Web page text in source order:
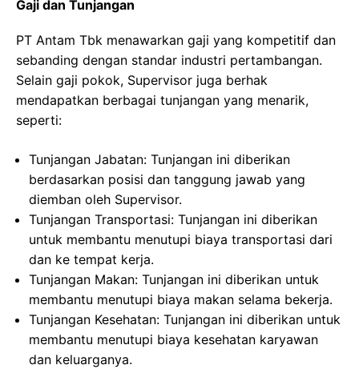
Gaji dan Tunjangan
PT Antam Tbk menawarkan gaji yang kompetitif dan
sebanding dengan standar industri pertambangan.
Selain gaji pokok, Supervisor juga berhak
mendapatkan berbagai tunjangan yang menarik,
seperti:
Tunjangan Jabatan: Tunjangan ini diberikan
berdasarkan posisi dan tanggung jawab yang
diemban oleh Supervisor.
Tunjangan Transportasi: Tunjangan ini diberikan
untuk membantu menutupi biaya transportasi dari
dan ke tempat kerja.
Tunjangan Makan: Tunjangan ini diberikan untuk
membantu menutupi biaya makan selama bekerja.
Tunjangan Kesehatan: Tunjangan ini diberikan untuk
membantu menutupi biaya kesehatan karyawan
dan keluarganya.